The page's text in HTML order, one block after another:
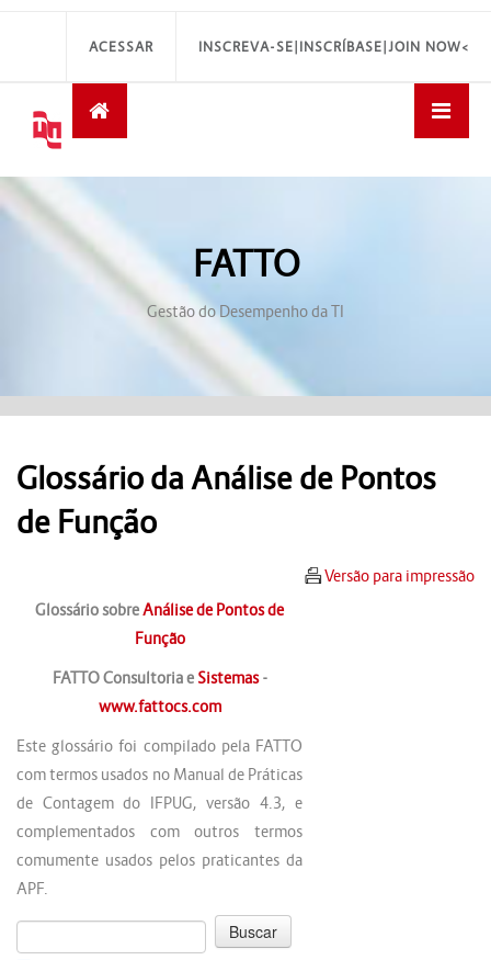
INSCREVA-SE|INSCRÍBASE|JOIN NOW<
ACESSAR
FATTO
Gestão do Desempenho da TI
Glossário da Análise de Pontos
de Função
Versão para impressão
Glossário sobreAnálise de Pontos de
Função
FATTO Consultoria e Sistemas-
www.fattocs.com
Este glossário foi compilado pela FATTO
com termos usados no Manual de Práticas
de Contagem do IFPUG, versão 4.3, e
complementados com outros termos
comumente usados pelos praticantes da
APF.